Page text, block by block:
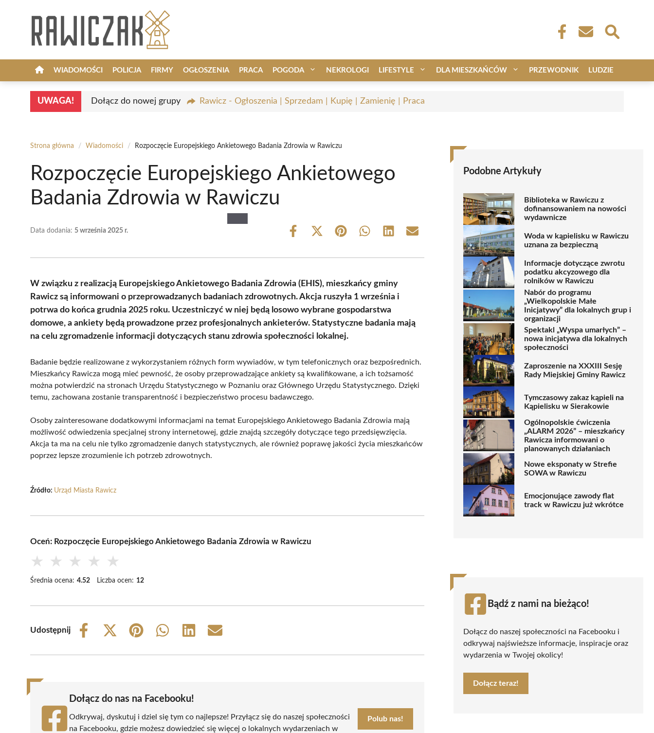
WIADOMOŚCI POLICJA FIRMY OGŁOSZENIA PRACA POGODA NEKROLOGI LIFESTYLE DLA MIESZKAŃCÓW PRZEWODNIK LUDZIE
UWAGA! Dołącz do nowej grupy Rawicz - Ogłoszenia | Sprzedam | Kupię | Zamienię | Praca
Strona główna / Wiadomości / Rozpoczęcie Europejskiego Ankietowego Badania Zdrowia w Rawiczu
Rozpoczęcie Europejskiego Ankietowego
Badania Zdrowia w Rawiczu
Data dodania: 5 września 2025 r.
Share
Share
(Twitter)
Share Share Share Share
W związku z realizacją Europejskiego Ankietowego Badania Zdrowia (EHIS), mieszkańcy gminy
Rawicz są informowani o przeprowadzanych badaniach zdrowotnych. Akcja ruszyła 1 września i
potrwa do końca grudnia 2025 roku. Uczestniczyć w niej będą losowo wybrane gospodarstwa
domowe, a ankiety będą prowadzone przez profesjonalnych ankieterów. Statystyczne badania mają
na celu zgromadzenie informacji dotyczących stanu zdrowia społeczności lokalnej.
Badanie będzie realizowane z wykorzystaniem różnych form wywiadów, w tym telefonicznych oraz bezpośrednich.
Mieszkańcy Rawicza mogą mieć pewność, że osoby przeprowadzające ankiety są kwalifikowane, a ich tożsamość
można potwierdzić na stronach Urzędu Statystycznego w Poznaniu oraz Głównego Urzędu Statystycznego. Dzięki
temu, zachowana zostanie transparentność i bezpieczeństwo procesu badawczego.
Osoby zainteresowane dodatkowymi informacjami na temat Europejskiego Ankietowego Badania Zdrowia mają
możliwość odwiedzenia specjalnej strony internetowej, gdzie znajdą szczegóły dotyczące tego przedsięwzięcia.
Akcja ta ma na celu nie tylko zgromadzenie danych statystycznych, ale również poprawę jakości życia mieszkańców
poprzez lepsze zrozumienie ich potrzeb zdrowotnych.
Źródło: Urząd Miasta Rawicz
Oceń: Rozpoczęcie Europejskiego Ankietowego Badania Zdrowia w Rawiczu
★ ★ ★ ★ ★
Średnia ocena: 4.52 Liczba ocen: 12
Udostępnij
Share
Share
(Twitter)
Share
Share
Share
Share
Dołącz do nas na Facebooku!
Odkrywaj, dyskutuj i dziel się tym co najlepsze! Przyłącz się do naszej społeczności
na Facebooku, gdzie możesz dowiedzieć się więcej o lokalnych wydarzeniach w
Polub nas!
Podobne Artykuły
Biblioteka w Rawiczu z
dofinansowaniem na nowości
wydawnicze
Woda w kąpielisku w Rawiczu
uznana za bezpieczną
Informacje dotyczące zwrotu
podatku akcyzowego dla
rolników w Rawiczu
Nabór do programu
„Wielkopolskie Małe
Inicjatywy” dla lokalnych grup i
organizacji
Spektakl „Wyspa umarłych” –
nowa inicjatywa dla lokalnych
społeczności
Zaproszenie na XXXIII Sesję
Rady Miejskiej Gminy Rawicz
Tymczasowy zakaz kąpieli na
Kąpielisku w Sierakowie
Ogólnopolskie ćwiczenia
„ALARM 2026” – mieszkańcy
Rawicza informowani o
planowanych działaniach
Nowe eksponaty w Strefie
SOWA w Rawiczu
Emocjonujące zawody flat
track w Rawiczu już wkrótce
Bądź z nami na bieżąco!
Dołącz do naszej społeczności na Facebooku i
odkrywaj najświeższe informacje, inspiracje oraz
wydarzenia w Twojej okolicy!
Dołącz teraz!